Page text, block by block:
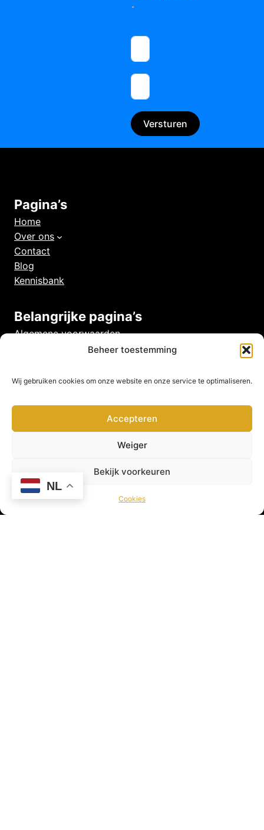
Beheer toestemming
Wij gebruiken cookies om onze website en onze service te optimaliseren.
Accepteren
Weiger
Bekijk voorkeuren
Cookies
Versturen
Pagina’s
Home
Over ons
Contact
Blog
Kennisbank
Belangrijke pagina’s
Algemene voorwaarden
Veelgestelde vragen
Cookies
NL